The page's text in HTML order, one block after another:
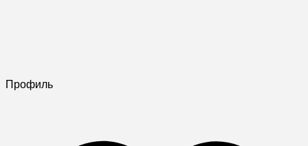
Профиль